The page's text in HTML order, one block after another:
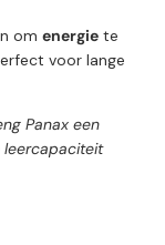
om energie te
voor lange
Panax een
leercapaciteit